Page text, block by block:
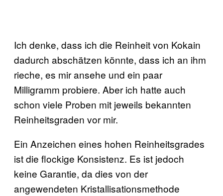
Ich denke, dass ich die Reinheit von Kokain
dadurch abschätzen könnte, dass ich an ihm
rieche, es mir ansehe und ein paar
Milligramm probiere. Aber ich hatte auch
schon viele Proben mit jeweils bekannten
Reinheitsgraden vor mir.
Ein Anzeichen eines hohen Reinheitsgrades
ist die flockige Konsistenz. Es ist jedoch
keine Garantie, da dies von der
angewendeten Kristallisationsmethode